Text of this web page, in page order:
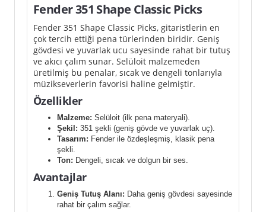
Fender 351 Shape Classic Picks
Fender 351 Shape Classic Picks, gitaristlerin en
çok tercih ettiği pena türlerinden biridir. Geniş
gövdesi ve yuvarlak ucu sayesinde rahat bir tutuş
ve akıcı çalım sunar. Selüloit malzemeden
üretilmiş bu penalar, sıcak ve dengeli tonlarıyla
müzikseverlerin favorisi haline gelmiştir.
Özellikler
Malzeme: Selüloit (ilk pena materyali).
Şekil: 351 şekli (geniş gövde ve yuvarlak uç).
Tasarım: Fender ile özdeşleşmiş, klasik pena
şekli.
Ton: Dengeli, sıcak ve dolgun bir ses.
Avantajlar
Geniş Tutuş Alanı: Daha geniş gövdesi sayesinde
rahat bir çalım sağlar.